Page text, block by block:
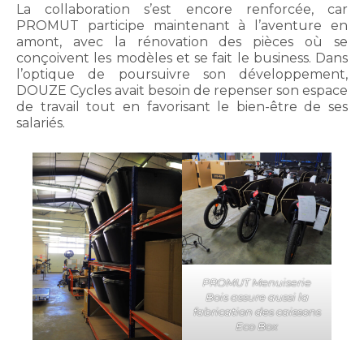
La collaboration s’est encore renforcée, car
PROMUT participe maintenant à l’aventure en
amont, avec la rénovation des pièces où se
conçoivent les modèles et se fait le business. Dans
l’optique de poursuivre son développement,
DOUZE Cycles avait besoin de repenser son espace
de travail tout en favorisant le bien-être de ses
salariés.
PROMUT Menuiserie
Bois assure aussi la
fabrication des caissons
Eco Box